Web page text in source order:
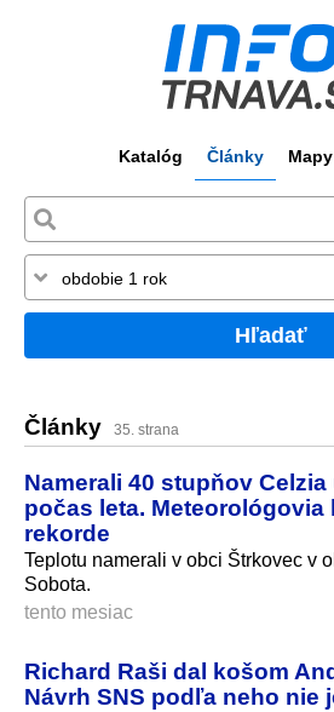
Katalóg Články Mapy
Hľadať
Články 35. strana
Namerali 40 stupňov
počas leta. Meteorológovia
rekorde
Teplotu namerali v obci Štrkovec v
Sobota.
tento mesiac
Richard Raši dal košom
Návrh SNS podľa neho nie